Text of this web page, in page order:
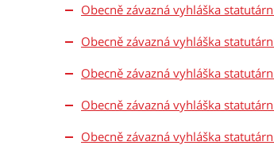
Obecně závazná vyhláška
Obecně závazná vyhláška
Obecně závazná vyhláška
Obecně závazná vyhláška
Obecně závazná vyhláška